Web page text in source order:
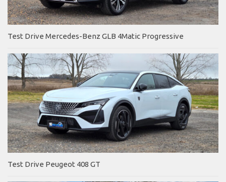
Test Drive Mercedes-Benz GLB 4Matic Progressive
Test Drive Peugeot 408 GT